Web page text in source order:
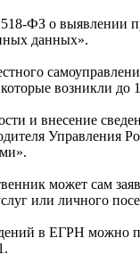
ФЗ о
данных».
возникли
и внесение
может сам
или личного
в ЕГРН можно